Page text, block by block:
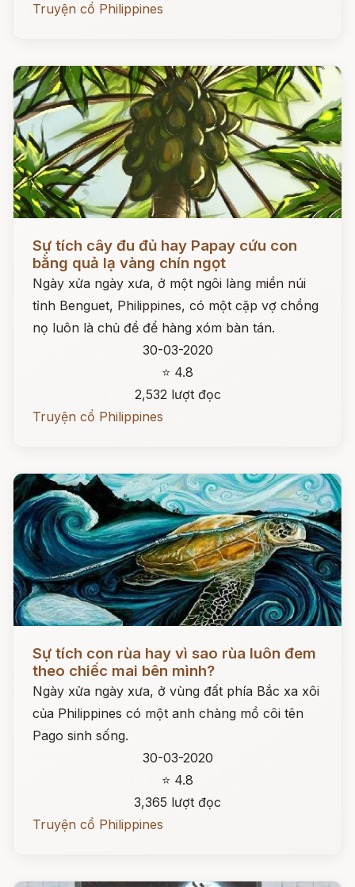
Truyện cổ Philippines
Sự tích cây đu đủ hay Papay cứu con
bằng quả lạ vàng chín ngọt
Ngày xửa ngày xưa, ở một ngôi làng miền núi
tỉnh Benguet, Philippines, có một cặp vợ chồng
nọ luôn là chủ đề để hàng xóm bàn tán.
30-03-2020
⭐ 4.8
2,532 lượt đọc
Truyện cổ Philippines
Sự tích con rùa hay vì sao rùa luôn đem
theo chiếc mai bên mình?
Ngày xửa ngày xưa, ở vùng đất phía Bắc xa xôi
của Philippines có một anh chàng mồ côi tên
Pago sinh sống.
30-03-2020
⭐ 4.8
3,365 lượt đọc
Truyện cổ Philippines